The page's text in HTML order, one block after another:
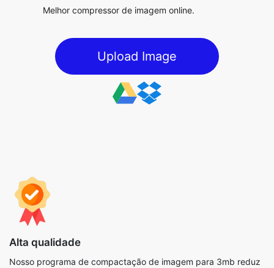
Upload Image
Alta qualidade
Nosso programa de compactação de imagem para 3mb reduz
o tamanho das imagens enquanto mantém sua qualidade. Você
pode arrastar e soltar ou selecionar imagens para compactar